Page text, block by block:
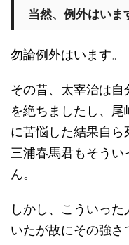
当然、例外はいま
勿論例外はいます。
その昔、太宰治は
を絶ちましたし、
に苦悩した結果自
三浦春馬君もそう
ん。
しかし、こういっ
いたが故にその強